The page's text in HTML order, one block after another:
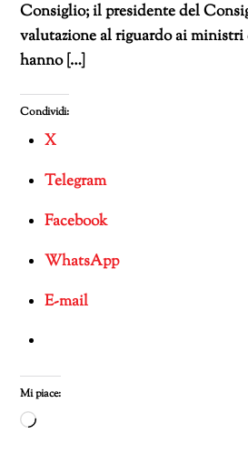
Consiglio; il presidente del
valutazione al riguardo ai
hanno […]
Condividi:
X
Telegram
Facebook
WhatsApp
E-mail
Mi piace:
Caricamento